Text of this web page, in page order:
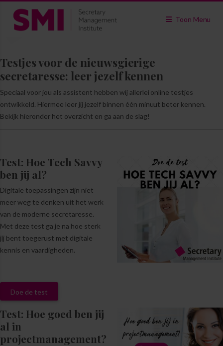
Toon Menu
Testjes voor de nieuwsgierige
secretaresse: leer jezelf kennen
Speciaal voor jou als assistent hebben wij allerlei online testjes
ontwikkeld. Hiermee leer jij jezelf binnen één minuut beter kennen.
Bekijk hieronder het overzicht en ga aan de slag!
Test: Hoe Tech Savvy
ben jij al?
Digitale toepassingen zijn niet
meer weg te denken uit het werk
van de moderne secretaresse.
Met deze test ga je na hoe sterk
jij bent toegerust met digitale
kennis en vaardigheden.
Doe de test
Test: Hoe goed ben jij
al in
projectmanagement?